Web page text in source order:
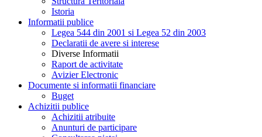
Istoria
Informatii publice
Legea 544 din 2001 si Legea 52 din 2003
Declaratii de avere si interese
Diverse Informatii
Raport de activitate
Avizier Electronic
Documente si informatii financiare
Buget
Achizitii publice
Achizitii atribuite
Anunturi de participare